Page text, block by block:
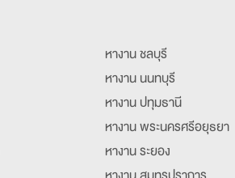
หางาน ชลบุรี
หางาน นนทบุรี
หางาน ปทุมธานี
หางาน พระนครศรีอยุธยา
หางาน ระยอง